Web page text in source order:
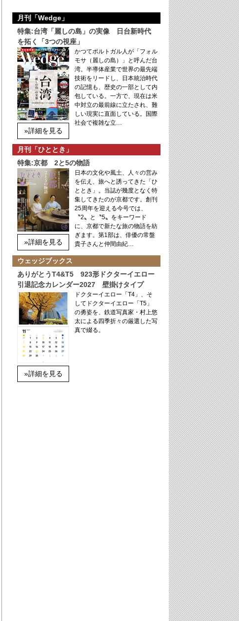
月刊「Wedge」
特集:台湾「麗しの島」の実像 日台新時代
を拓く「3つの視座」
»詳細を見る
かつてポルトガル人が「フォル
モサ（麗しの島）」と呼んだ台
湾。半導体産業で世界の最先端
技術をリードし、日本統治時代
の記憶も、歴史の一部として内
包している。一方で、現在は米
中対立の最前線に立たされ、難
しい現実に直面している。国際
社会で複雑な立…
月刊「ひととき」
特集:京都 2と5の物語
»詳細を見る
日本の文化や風土、人々の営み
を伝え、旅へと誘ってきた「ひ
ととき」。当誌が幾度となく特
集してきたのが京都です。創刊
25周年を迎える今号では、
〝2〟と〝5〟をキーワード
に、京都で新たな旅の物語を紡
ぎます。第1部は、俳優の常盤
貴子さんと仲間由紀…
ウェッジブックス
ありがとうT4&T5 923形ドクターイエロー
引退記念カレンダー2027 壁掛けタイプ
»詳細を見る
ドクターイエロー「T4」、そ
してドクターイエロー「T5」
の勇姿を、鉄道写真家・村上悠
太による四季折々の厳選した写
真で綴る。